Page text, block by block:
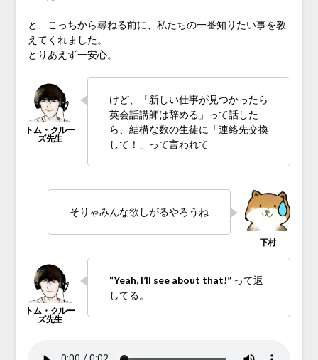
と、こっちから尋ねる前に、私たちの一番知りたい事を教
えてくれました。
とりあえず一安心。
けど、「新しい仕事が見つかったら
英会話講師は辞める」って話した
ら、結構な数の生徒に「連絡先交換
して！」って言われて
そりゃみんな欲しがるやろうね
“Yeah, I’ll see about that!”って返
してる。